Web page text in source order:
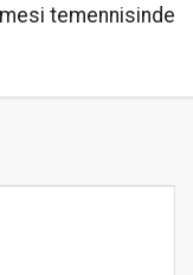
temennisinde